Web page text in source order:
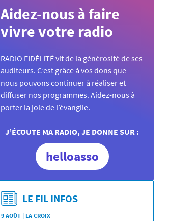
Aidez-nous à faire
vivre votre radio
RADIO FIDÉLITÉ vit de la générosité de ses
auditeurs. C’est grâce à vos dons que
nous pouvons continuer à réaliser et
diffuser nos programmes. Aidez-nous à
porter la joie de l’évangile.
J’ÉCOUTE MA RADIO, JE DONNE SUR :
helloasso
LE FIL INFOS
9 AOÛT | LA CROIX